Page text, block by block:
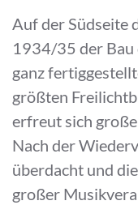
Auf der Südseite
1934/35 der Bau
ganz
größten
erfreut sich
Nach der
überdacht und
großer